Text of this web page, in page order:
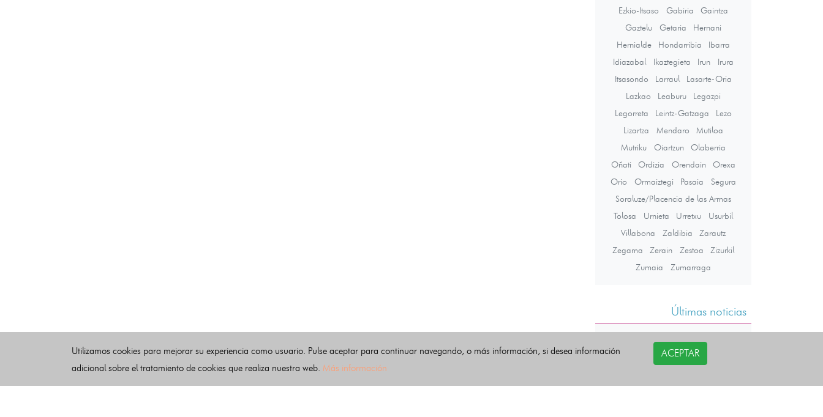
Ezkio-Itsaso
Gabiria
Gaintza
Gaztelu
Getaria
Hernani
Hernialde
Hondarribia
Ibarra
Idiazabal
Ikaztegieta Irun
Irura
Itsasondo
Larraul
Lasarte-Oria
Lazkao
Leaburu
Legazpi
Legorreta
Leintz-Gatzaga
Lezo
Lizartza
Mendaro
Mutiloa
Mutriku
Oiartzun
Olaberria
Oñati
Ordizia Orendain
Orexa
Orio
Ormaiztegi Pasaia
Segura
Soraluze/Placencia de las Armas
Tolosa
Urnieta Urretxu
Usurbil
Villabona
Zaldibia
Zarautz
Zegama
Zerain Zestoa
Zizurkil
Zumaia
Zumarraga
Últimas noticias
Utilizamos cookies para mejorar su experiencia como usuario. Pulse aceptar para continuar navegando, o más información, si desea información
adicional sobre el tratamiento de cookies que realiza nuestra web. Más información
ACEPTAR